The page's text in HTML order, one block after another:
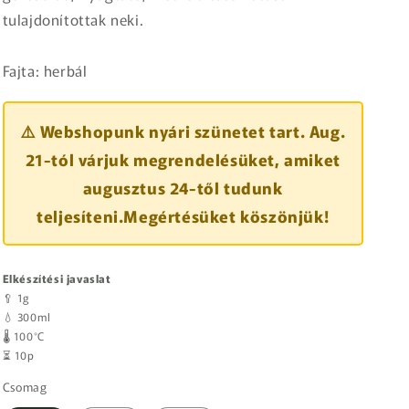
tulajdonítottak neki.
Fajta: herbál
⚠️ Webshopunk nyári szünetet tart. Aug.
21-tól várjuk megrendelésüket, amiket
augusztus 24-től tudunk
teljesíteni.Megértésüket köszönjük!
Elkészítési javaslat
🥄 1g
💧 300ml
🌡️ 100°C
⏳ 10p
Csomag